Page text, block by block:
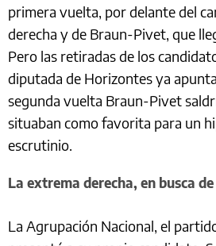
primera vuelta, por delante del
derecha y de Braun-Pivet, que
Pero las retiradas de los
diputada de Horizontes ya
segunda vuelta Braun-Pivet
situaban como favorita para un
escrutinio.
La extrema derecha, en busca
La Agrupación Nacional, el